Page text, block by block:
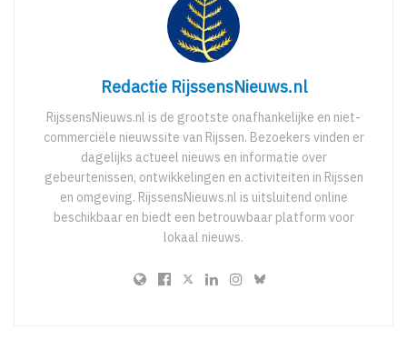
Redactie RijssensNieuws.nl
RijssensNieuws.nl is de grootste onafhankelijke en niet-
commerciële nieuwssite van Rijssen. Bezoekers vinden er
dagelijks actueel nieuws en informatie over
gebeurtenissen, ontwikkelingen en activiteiten in Rijssen
en omgeving. RijssensNieuws.nl is uitsluitend online
beschikbaar en biedt een betrouwbaar platform voor
lokaal nieuws.